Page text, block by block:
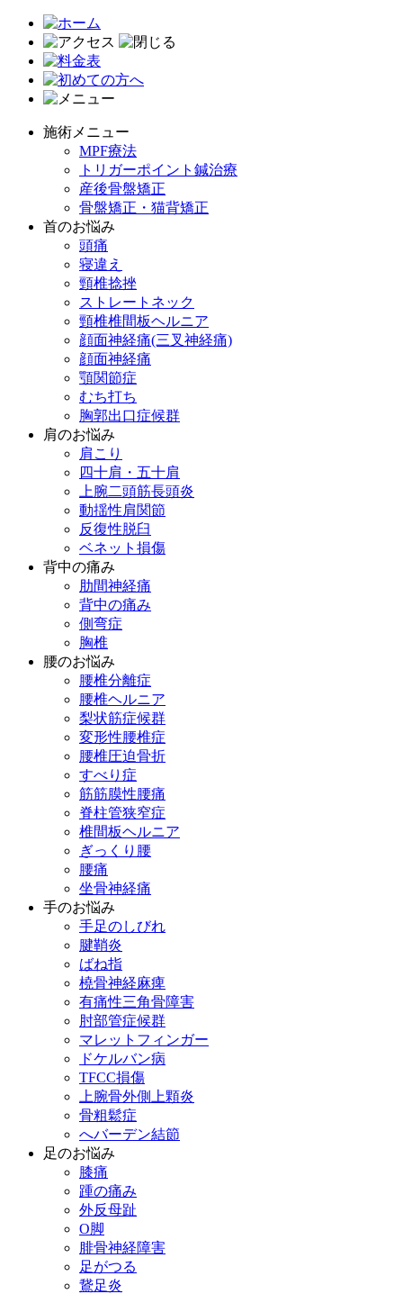
施術メニュー
MPF療法
トリガーポイント鍼治療
産後骨盤矯正
骨盤矯正・猫背矯正
首のお悩み
頭痛
寝違え
頸椎捻挫
ストレートネック
頸椎椎間板ヘルニア
顔面神経痛(三叉神経痛)
顔面神経痛
顎関節症
むち打ち
胸郭出口症候群
肩のお悩み
肩こり
四十肩・五十肩
上腕二頭筋長頭炎
動揺性肩関節
反復性脱臼
ベネット損傷
背中の痛み
肋間神経痛
背中の痛み
側弯症
胸椎
腰のお悩み
腰椎分離症
腰椎ヘルニア
梨状筋症候群
変形性腰椎症
腰椎圧迫骨折
すべり症
筋筋膜性腰痛
脊柱管狭窄症
椎間板ヘルニア
ぎっくり腰
腰痛
坐骨神経痛
手のお悩み
手足のしびれ
腱鞘炎
ばね指
橈骨神経麻痺
有痛性三角骨障害
肘部管症候群
マレットフィンガー
ドケルバン病
TFCC損傷
上腕骨外側上顆炎
骨粗鬆症
へバーデン結節
足のお悩み
膝痛
踵の痛み
外反母趾
О脚
腓骨神経障害
足がつる
鵞足炎